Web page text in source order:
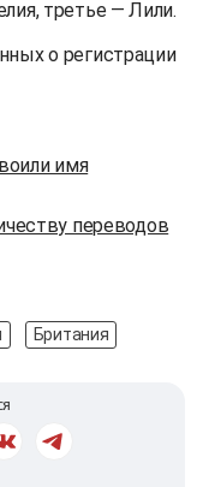
третье — Лили.
о регистрации
имя
переводов
Британия